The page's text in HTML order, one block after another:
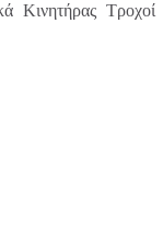
Κινητήρας Τροχοί